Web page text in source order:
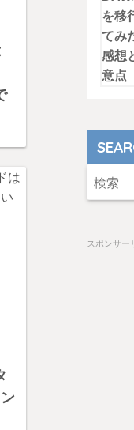
スポンサー